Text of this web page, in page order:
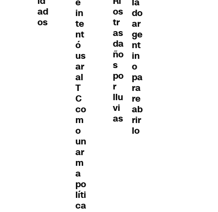
ad
os
in
te
nt
ó
us
ar
al
T
C
co
m
o
un
ar
m
a
po
líti
ca
os
tr
as
da
ño
s
po
r
llu
vi
as
do
ar
ge
nt
in
o
pa
ra
re
ab
rir
lo